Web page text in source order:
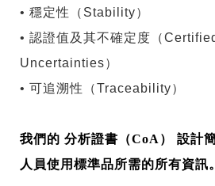
• 穩定性（Stability）
• 認證值及其不確定度（
Uncertainties）
• 可追溯性（Traceability）
我們的 分析證書（CoA） 設計
人員使用標準品所需的所有資訊。